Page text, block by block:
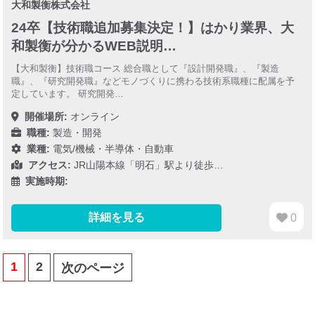
大和製衡株式会社
24卒【技術職追加募集決定！】はかり業界、大
和製衡が分かるWEB説明…
【大和製衡】技術職コース 総合職として『設計開発職』、『製造
職』、『研究開発職』などモノづくりに携わる技術系職種に配属を予
定しています。 研究開発…
開催場所: オンライン
職種: 製造・開発
業種: 電気/機械・半導体・自動車
アクセス: JR山陽本線「明石」駅より徒歩…
実施時期:
詳細を見る 0
1 2 次のページ